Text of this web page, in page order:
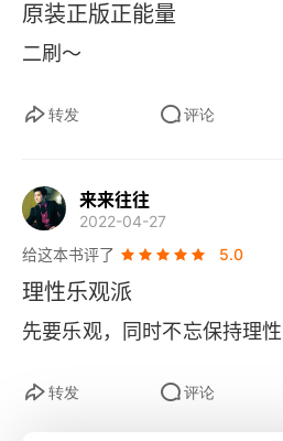
原装正版正能量
二刷～
转发 评论
来来往往
2022-04-27
给这本书评了
5.0
理性乐观派
先要乐观，同时不忘保持理性
转发 评论